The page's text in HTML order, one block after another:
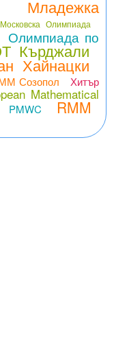
Младежка
Московска Олимпиада
Олимпиада по
Кърджали
Хайнацки
Созопол
Хитър
Mathematical
PMWC RMM